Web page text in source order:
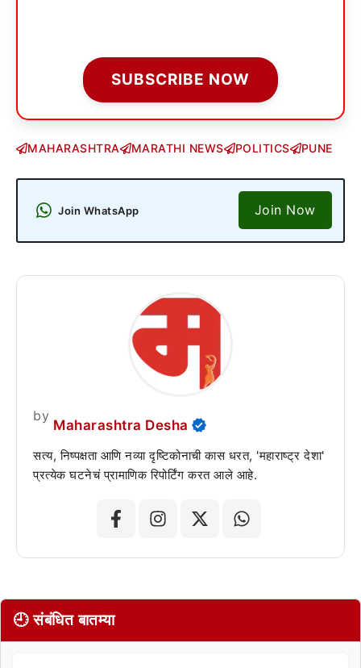
SUBSCRIBE NOW
MAHARASHTRA MARATHI NEWS POLITICS PUNE
Join WhatsApp Join Now
by
Maharashtra Desha
सत्य, निष्पक्षता आणि नव्या दृष्टिकोनाची कास धरत, 'महाराष्ट्र देशा'
प्रत्येक घटनेचं प्रामाणिक रिपोर्टिंग करत आले आहे.
🕘 संबंधित बातम्या